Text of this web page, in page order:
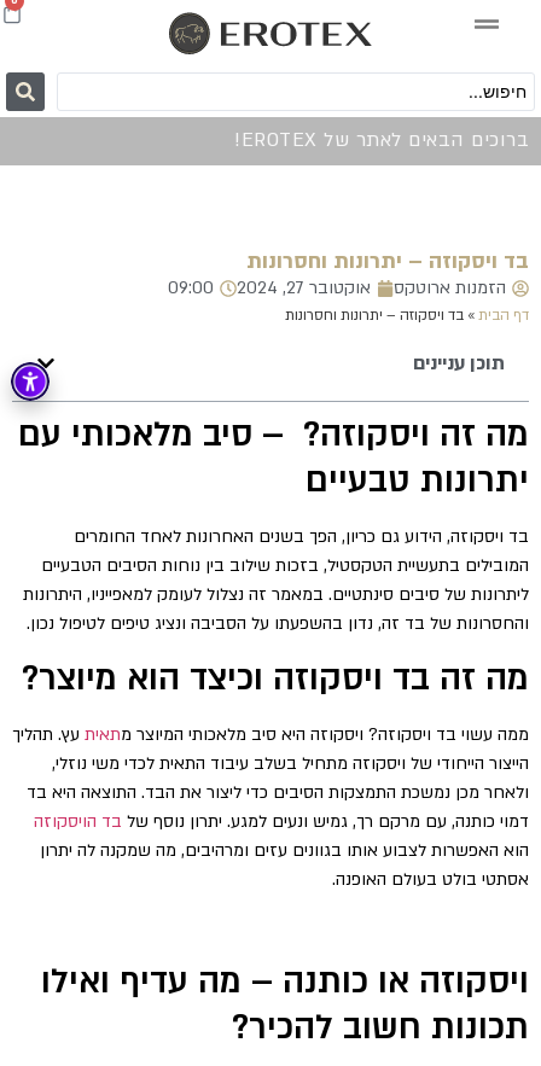
ברוכים הבאים לאתר של EROTEX!
בד ויסקוזה – יתרונות וחסרונות
הזמנות ארוטקס אוקטובר 27, 2024 09:00
דף הבית» בד ויסקוזה – יתרונות וחסרונות
תוכן עניינים
מה זה ויסקוזה? – סיב מלאכותי עם
יתרונות טבעיים
בד ויסקוזה, הידוע גם כריון, הפך בשנים האחרונות לאחד החומרים
המובילים בתעשיית הטקסטיל, בזכות שילוב בין נוחות הסיבים הטבעיים
ליתרונות של סיבים סינתטיים. במאמר זה נצלול לעומק למאפייניו, היתרונות
והחסרונות של בד זה, נדון בהשפעתו על הסביבה ונציג טיפים לטיפול נכון.
מה זה בד ויסקוזה וכיצד הוא מיוצר?
ממה עשוי בד ויסקוזה? ויסקוזה היא סיב מלאכותי המיוצר מתאית עץ. תהליך
הייצור הייחודי של ויסקוזה מתחיל בשלב עיבוד התאית לכדי משי נוזלי,
ולאחר מכן נמשכת התמצקות הסיבים כדי ליצור את הבד. התוצאה היא בד
דמוי כותנה, עם מרקם רך, גמיש ונעים למגע. יתרון נוסף של בד הויסקוזה
הוא האפשרות לצבוע אותו בגוונים עזים ומרהיבים, מה שמקנה לה יתרון
אסתטי בולט בעולם האופנה.
ויסקוזה או כותנה – מה עדיף ואילו
תכונות חשוב להכיר?